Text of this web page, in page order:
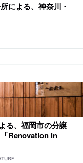
による、神奈川・
る、福岡市の分譲
Renovation in